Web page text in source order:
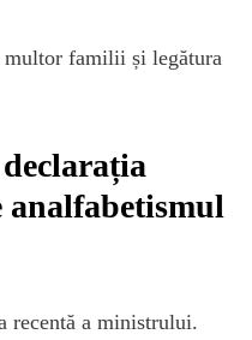
multor familii și legătura
recentă a ministrului.